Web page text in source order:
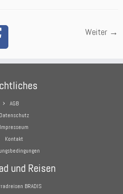
Weiter →
AGB
Datenschutz
Impresseum
Kontakt
und Reisen
BRADIS